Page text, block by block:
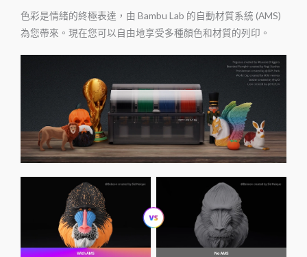
色彩是情緒的終極表達，由 Bambu Lab 的自動材質系統 (AMS)
為您帶來。現在您可以自由地享受多種顏色和材質的列印。